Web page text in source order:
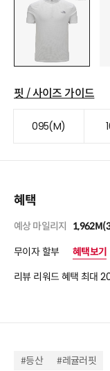
핏 / 사이즈 가이드
095(M)
혜택
예상 마일리지
무이자 할부
혜택보기
리뷰 리워드 혜택 최대
#등산 #레귤러핏